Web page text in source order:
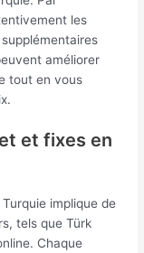
les
améliorer
tout en vous
et fixes en
implique de
tels que Türk
Chaque